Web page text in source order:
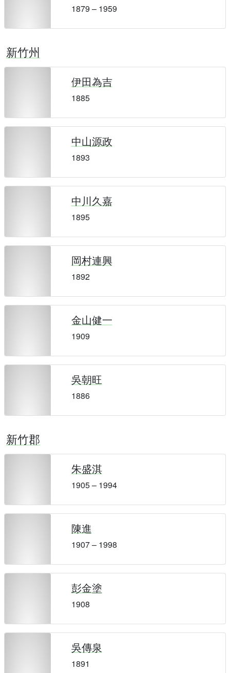
1879 – 1959
新竹州
伊田為吉
1885
中山源政
1893
中川久嘉
1895
岡村連興
1892
金山健一
1909
吳朝旺
1886
新竹郡
朱盛淇
1905 – 1994
陳進
1907 – 1998
彭金塗
1908
吳傳泉
1891